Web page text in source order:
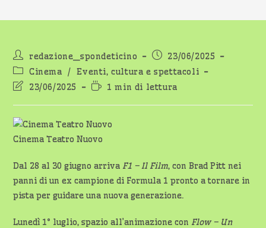
Autore
dell'articolo:
redazione_spondeticino
Articolo
pubblicato:
23/06/2025
Categoria
dell'articolo:
Cinema / Eventi, cultura e spettacoli
Ultima
dell'articolo:
23/06/2025
Tempo
lettura:
1 min di lettura
Cinema Teatro Nuovo
Dal 28 al 30 giugno arriva F1 – Il Film, con Brad Pitt nei
panni di un ex campione di Formula 1 pronto a tornare in
pista per guidare una nuova generazione.
Lunedì 1° luglio, spazio all’animazione con Flow – Un